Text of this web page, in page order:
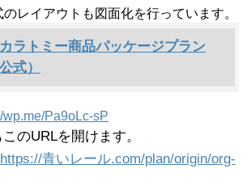
レイアウトも図面化を行っています。
ラトミー商品パッケージプラン
公式）
wp.me/Pa9oLc-sP
のURLを開けます。
https://青いレール.com/plan/origin/org-